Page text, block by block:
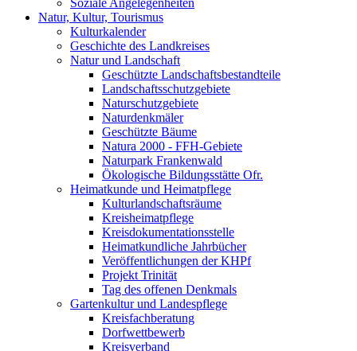
Soziale Angelegenheiten
Natur, Kultur, Tourismus
Kulturkalender
Geschichte des Landkreises
Natur und Landschaft
Geschützte Landschaftsbestandteile
Landschaftsschutzgebiete
Naturschutzgebiete
Naturdenkmäler
Geschützte Bäume
Natura 2000 - FFH-Gebiete
Naturpark Frankenwald
Ökologische Bildungsstätte Ofr.
Heimatkunde und Heimatpflege
Kulturlandschaftsräume
Kreisheimatpflege
Kreisdokumentationsstelle
Heimatkundliche Jahrbücher
Veröffentlichungen der KHPf
Projekt Trinität
Tag des offenen Denkmals
Gartenkultur und Landespflege
Kreisfachberatung
Dorfwettbewerb
Kreisverband